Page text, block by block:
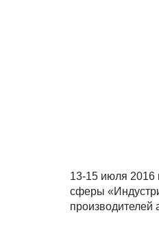
13-15 июля 2016
сферы